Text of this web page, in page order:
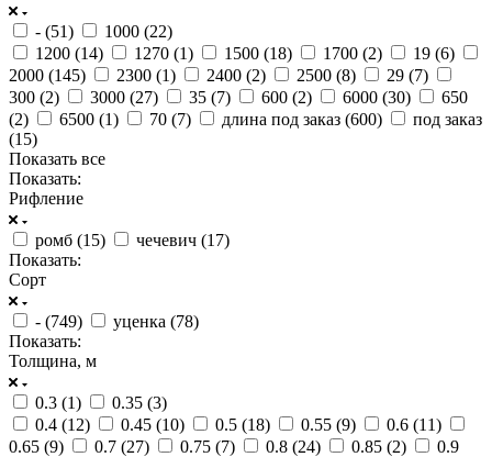
- (51) 1000 (22)
1200 (14) 1270 (1) 1500 (18) 1700 (2) 19 (6)
2000 (145) 2300 (1) 2400 (2) 2500 (8) 29 (7)
300 (2) 3000 (27) 35 (7) 600 (2) 6000 (30)
650
(2) 6500 (1) 70 (7) длина под заказ (600)
под заказ
(15)
Показать все
Показать:
Рифление
ромб (15) чечевич (17)
Показать:
Сорт
- (749) уценка (78)
Показать:
Толщина, м
0.3 (1) 0.35 (3)
0.4 (12) 0.45 (10) 0.5 (18) 0.55 (9) 0.6 (11)
0.65 (9) 0.7 (27) 0.75 (7) 0.8 (24) 0.85 (2)
0.9